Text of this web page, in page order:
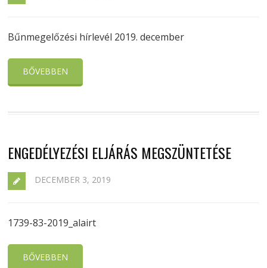
Bűnmegelőzési hírlevél 2019. december
BŐVEBBEN
ENGEDÉLYEZÉSI ELJÁRÁS MEGSZÜNTETÉSE
DECEMBER 3, 2019
1739-83-2019_alairt
BŐVEBBEN